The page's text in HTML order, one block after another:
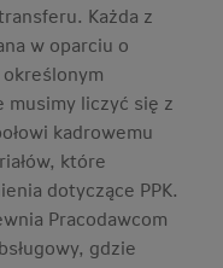
Każda z
w oparciu o
liczyć się z
kadrowemu
które
dotyczące PPK.
Pracodawcom
gdzie